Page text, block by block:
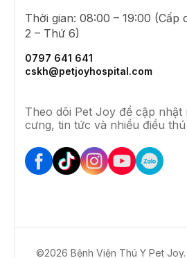
Thời gian: 08:00 – 19:00
2 – Thứ 6)
0797 641 641
cskh@petjoyhospital.com
Theo dõi Pet Joy để cập nhật
cưng, tin tức và nhiều điều
©2026 Bệnh Viện Thú Y Pet